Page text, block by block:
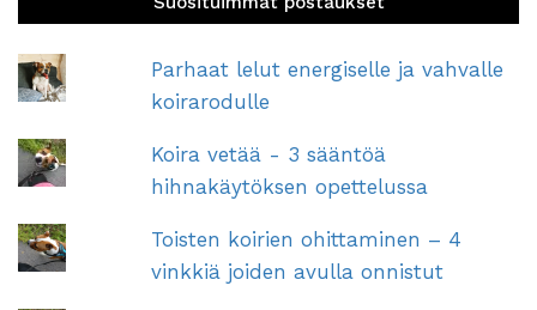
Parhaat lelut energiselle ja vahvalle
koirarodulle
Koira vetää - 3 sääntöä
hihnakäytöksen opettelussa
Toisten koirien ohittaminen – 4
vinkkiä joiden avulla onnistut